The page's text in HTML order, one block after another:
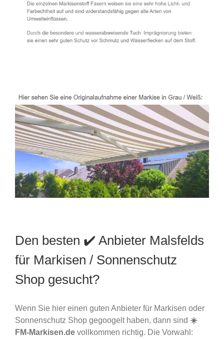
Den besten ✔️ Anbieter Malsfelds
für Markisen / Sonnenschutz
Shop gesucht?
Wenn Sie hier einen guten Anbieter für Markisen oder
Sonnenschutz Shop gegoogelt haben, dann sind ☀️
FM-Markisen.de vollkommen richtig. Die Vorwahl: